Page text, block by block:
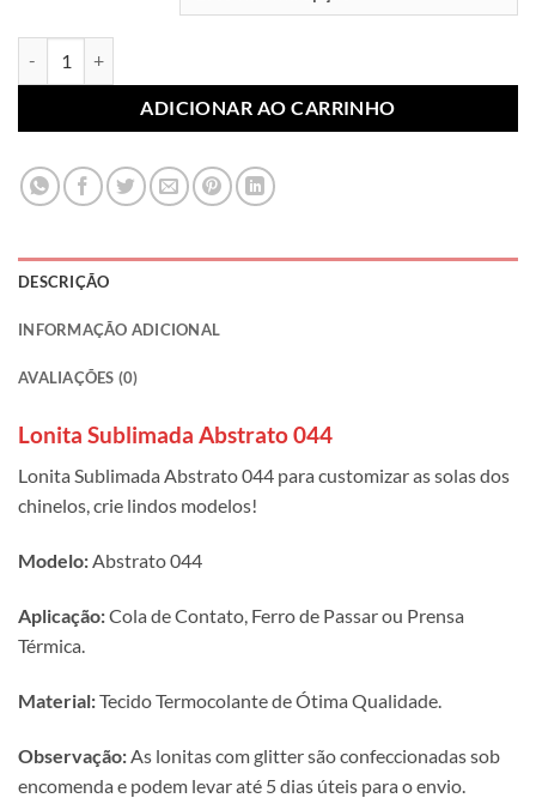
ADICIONAR AO CARRINHO
DESCRIÇÃO
INFORMAÇÃO ADICIONAL
AVALIAÇÕES (0)
Lonita Sublimada Abstrato 044
Lonita Sublimada Abstrato 044 para customizar as solas dos
chinelos, crie lindos modelos!
Modelo:Abstrato 044
Aplicação:Cola de Contato, Ferro de Passar ou Prensa
Térmica.
Material:Tecido Termocolante de Ótima Qualidade.
Observação: As lonitas com glitter são confeccionadas sob
encomenda e podem levar até 5 dias úteis para o envio.